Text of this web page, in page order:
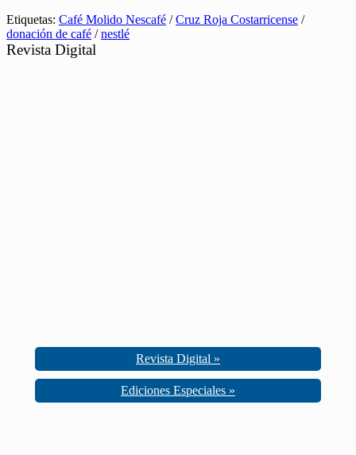
Etiquetas: Café Molido Nescafé /Cruz Roja Costarricense /
donación de café /nestlé
Revista Digital
Revista Digital »
Ediciones Especiales »